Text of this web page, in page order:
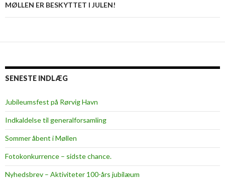
MØLLEN ER BESKYTTET I JULEN!
SENESTE INDLÆG
Jubileumsfest på Rørvig Havn
Indkaldelse til generalforsamling
Sommer åbent i Møllen
Fotokonkurrence – sidste chance.
Nyhedsbrev – Aktiviteter 100-års jubilæum